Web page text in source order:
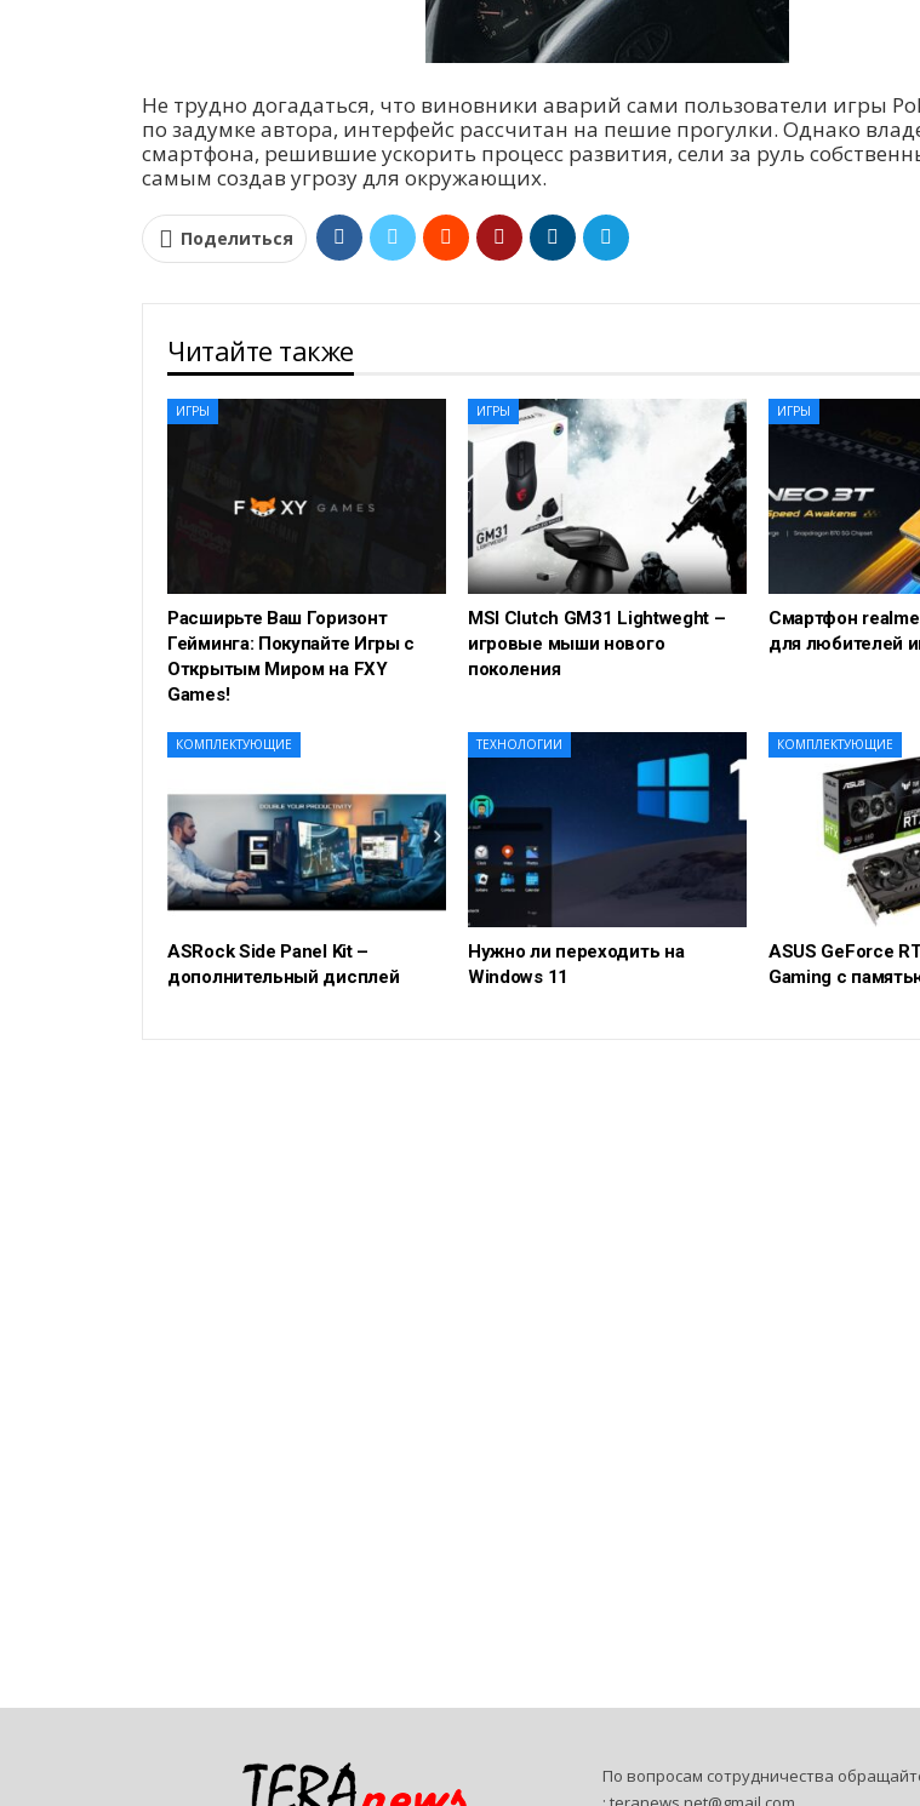
Не трудно догадаться, что виновники аварий сами пользователи игры
по задумке автора, интерфейс рассчитан на пешие прогулки. Однако
смартфона, решившие ускорить процесс развития, сели за руль
самым создав угрозу для окружающих.
Поделиться
Читайте также
ИГРЫ
Расширьте Ваш Горизонт
Гейминга: Покупайте Игры с
Открытым Миром на FXY
Games!
ИГРЫ
MSI Clutch GM31 Lightweght –
игровые мыши нового
поколения
ИГРЫ
Смартфон realme
для любителей
КОМПЛЕКТУЮЩИЕ
ASRock Side Panel Kit –
дополнительный дисплей
ТЕХНОЛОГИИ
Нужно ли переходить на
Windows 11
КОМПЛЕКТУЮЩИЕ
ASUS GeForce
Gaming с
По вопросам сотрудничества